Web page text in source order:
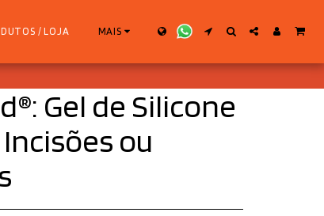
/ LOJA MAIS
Gel de Silicone
ou